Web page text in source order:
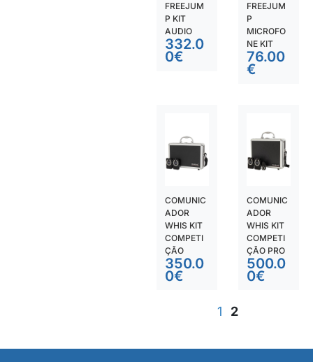
FREEJUM
P KIT
AUDIO
332.0
0€
FREEJUM
P
MICROFO
NE KIT
76.00
€
COMUNIC
ADOR
WHIS KIT
COMPETI
ÇÃO
350.0
0€
COMUNIC
ADOR
WHIS KIT
COMPETI
ÇÃO PRO
500.0
0€
1 2